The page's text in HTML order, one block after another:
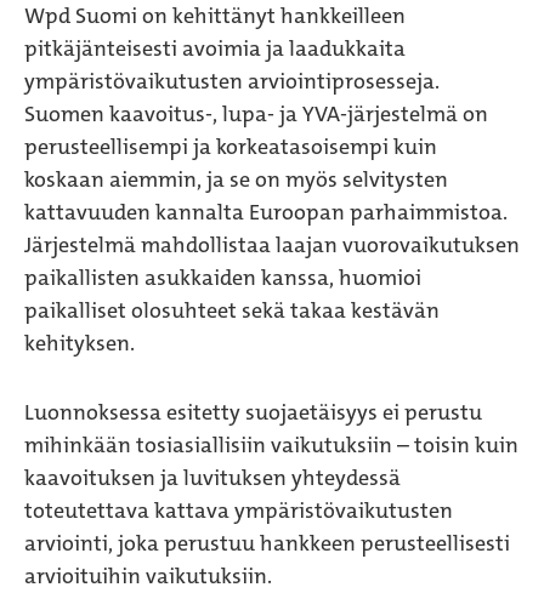
Wpd Suomi on kehittänyt hankkeilleen
pitkäjänteisesti avoimia ja laadukkaita
ympäristövaikutusten arviointiprosesseja.
Suomen kaavoitus-, lupa- ja YVA-järjestelmä on
perusteellisempi ja korkeatasoisempi kuin
koskaan aiemmin, ja se on myös selvitysten
kattavuuden kannalta Euroopan parhaimmistoa.
Järjestelmä mahdollistaa laajan vuorovaikutuksen
paikallisten asukkaiden kanssa, huomioi
paikalliset olosuhteet sekä takaa kestävän
kehityksen.
Luonnoksessa esitetty suojaetäisyys ei perustu
mihinkään tosiasiallisiin vaikutuksiin – toisin kuin
kaavoituksen ja luvituksen yhteydessä
toteutettava kattava ympäristövaikutusten
arviointi, joka perustuu hankkeen perusteellisesti
arvioituihin vaikutuksiin.